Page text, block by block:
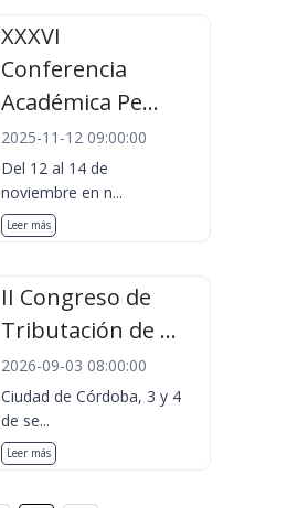
XXXVI
Conferencia
Académica Pe...
2025-11-12 09:00:00
Del 12 al 14 de
noviembre en n...
Leer más
II Congreso de
Tributación de ...
2026-09-03 08:00:00
Ciudad de Córdoba, 3 y 4
de se...
Leer más